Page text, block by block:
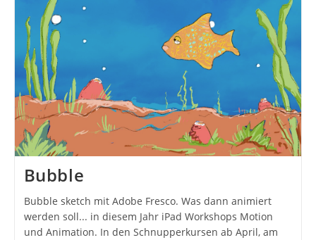
Bubble
Bubble sketch mit Adobe Fresco. Was dann animiert
werden soll... in diesem Jahr iPad Workshops Motion
und Animation. In den Schnupperkursen ab April, am